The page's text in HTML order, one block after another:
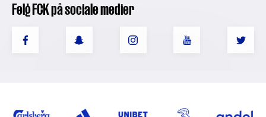
Følg FCK på sociale medier